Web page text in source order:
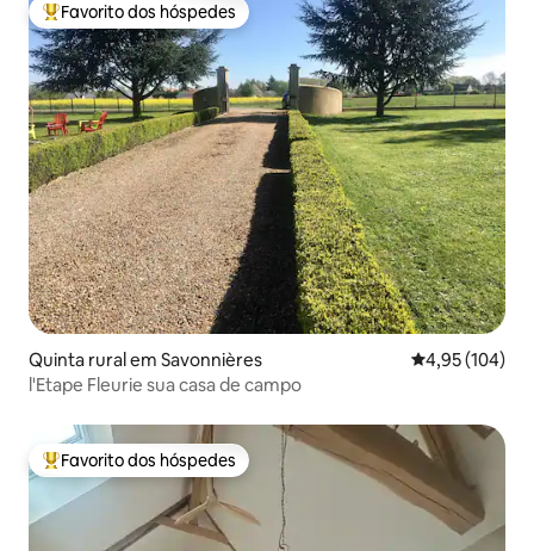
Favoritos dos hóspedes mais apreciados
Favorito dos hóspedes
Quinta rural em Savonnières Classificação
4,95 (104)
l'Etape Fleurie sua casa de campo
Favoritos dos hóspedes mais apreciados
Favorito dos hóspedes